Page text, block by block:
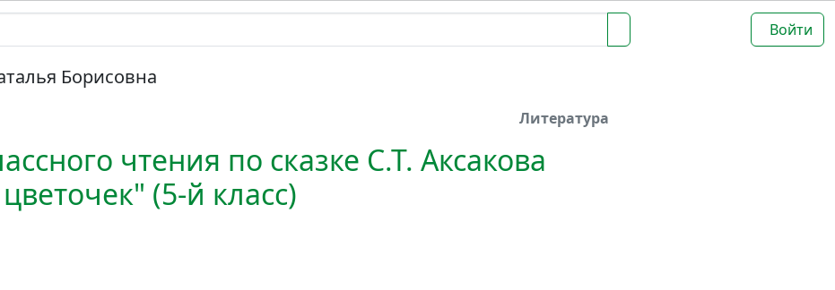
Войти
Борисовна
Литература
чтения по сказке С.Т. Аксакова
(5-й класс)